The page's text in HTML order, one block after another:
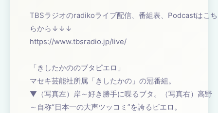
TBSラジオのradikoライブ配信、番組表、Podcastはこち
らから↓↓↓
https://www.tbsradio.jp/live/
「きしたかののブタピエロ」
マセキ芸能社所属「きしたかの」の冠番組。
▼（写真左）岸～好き勝手に喋るブタ。（写真右）高野
～自称“日本一の大声ツッコミ”を誇るピエロ。